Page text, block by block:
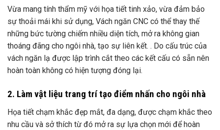
Vừa mang tính thẩm mỹ với họa tiết tinh xảo, vừa đảm bảo
sự thoải mái khi sử dụng, Vách ngăn CNC có thể thay thế
những bức tường chiếm nhiều diện tích, mở ra không gian
thoáng đãng cho ngôi nhà, tạo sự liên kết. . Do cấu trúc của
vách ngăn lạ được lập trình cắt theo các kết cấu có sẵn nên
hoàn toàn không có hiện tượng đóng lại.
2. Làm vật liệu trang trí tạo điểm nhấn cho ngôi nhà
Họa tiết chạm khắc đẹp mắt, đa dạng, được chạm khắc theo
nhu cầu và sở thích từ đó mở ra sự lựa chọn mới để hoàn